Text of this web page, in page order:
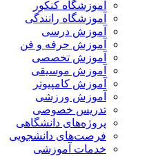
آموزشگاه کنکور
آموزشگاه رانندگی
آموزش درسی
آموزش حرفه و فن
آموزش تخصصی
آموزش موسیقی
آموزش کامپیوتر
آموزش ورزشی
تدریس خصوصی
پروژه‌های دانشگاهی
فرصت‌های دانشجویی
خدمات آموزشی